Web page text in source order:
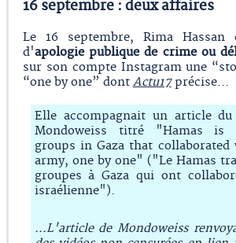
16 septembre : deux affaires
Le 16 septembre, Rima Hassan
d'apologie publique de crime ou
sur son compte Instagram une
“one by one” dont Actu17précise…
Elle accompagnait un article
Mondoweiss titré "Hamas is
groups in Gaza that
army, one by one" ("Le Hamas
groupes à Gaza qui ont
israélienne").
…L'article de Mondoweiss